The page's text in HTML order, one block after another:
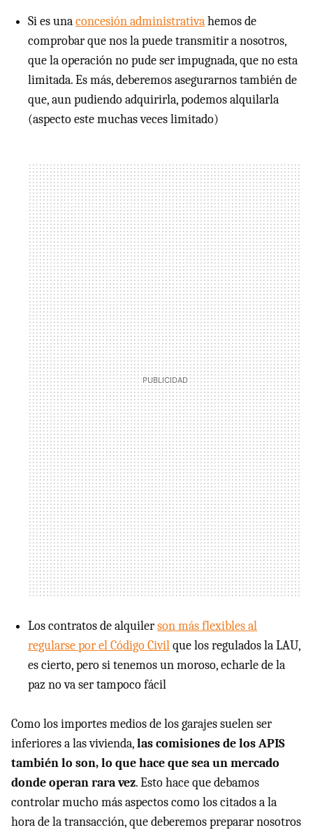
Si es unaconcesión administrativahemos de
comprobar que nos la puede transmitir a nosotros,
que la operación no pude ser impugnada, que no esta
limitada. Es más, deberemos asegurarnos también de
que, aun pudiendo adquirirla, podemos alquilarla
(aspecto este muchas veces limitado)
Los contratos de alquilerson más flexibles al
regularse por el Código Civilque los regulados la LAU,
es cierto, pero si tenemos un moroso, echarle de la
paz no va ser tampoco fácil
Como los importes medios de los garajes suelen ser
inferiores a las vivienda,las comisiones de los APIS
también lo son, lo que hace que sea un mercado
donde operan rara vez. Esto hace que debamos
controlar mucho más aspectos como los citados a la
hora de la transacción, que deberemos preparar nosotros